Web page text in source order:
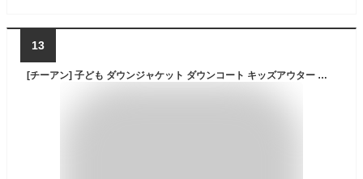
13
[チーアン] 子ども ダウンジャケット ダウンコート キッズアウター 中綿コート 冬 キッズ 防寒 子供服 アウター 軽量 男の子 ボーイズ レッド2 130